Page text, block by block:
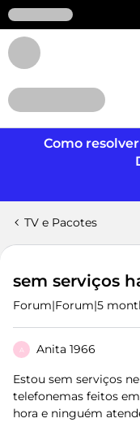
Como
TV e Pacotes
sem serviços
Forum|Forum|5
A Anita 1966
Estou sem serviços
telefonemas feitos
hora e ninguém